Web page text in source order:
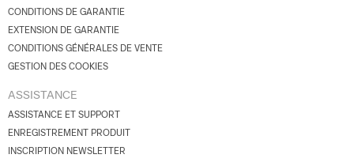
CONDITIONS DE GARANTIE
EXTENSION DE GARANTIE
CONDITIONS GÉNÉRALES DE VENTE
GESTION DES COOKIES
ASSISTANCE
ASSISTANCE ET SUPPORT
ENREGISTREMENT PRODUIT
INSCRIPTION NEWSLETTER